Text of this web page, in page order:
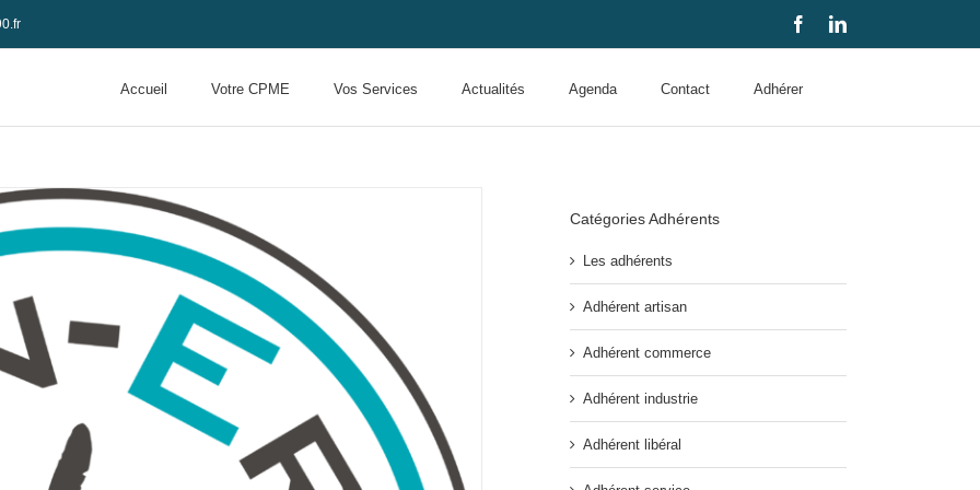
FacebookLinkedIn
Accueil Votre CPME Vos Services Actualités Agenda Contact Adhérer
Catégories Adhérents
Les adhérents
Adhérent artisan
Adhérent commerce
Adhérent industrie
Adhérent libéral